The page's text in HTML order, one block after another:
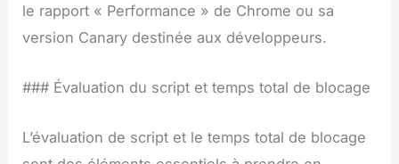
le rapport « Performance » de Chrome ou sa
version Canary destinée aux développeurs.
### Évaluation du script et temps total de blocage
L’évaluation de script et le temps total de blocage